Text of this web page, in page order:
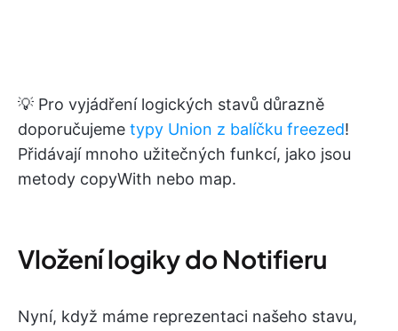
💡 Pro vyjádření logických stavů důrazně
doporučujeme typy Union z balíčku freezed!
Přidávají mnoho užitečných funkcí, jako jsou
metody copyWith nebo map.
Vložení logiky do Notifieru
Nyní, když máme reprezentaci našeho stavu,